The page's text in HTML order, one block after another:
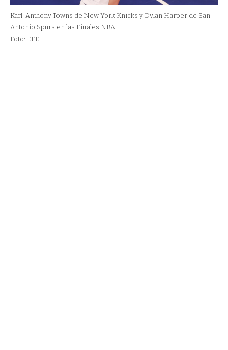
Karl-Anthony Towns de New York Knicks y Dylan Harper de San
Antonio Spurs en las Finales NBA.
Foto: EFE.